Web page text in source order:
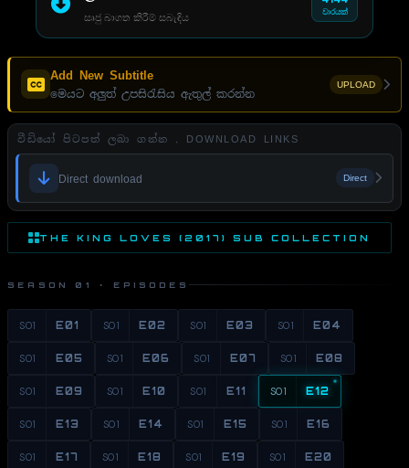
සෘජු බාගත කිරීම් සබැඳිය වාරයක්
Add New Subtitle
මෙයට අලුත් උපසිරැසිය ඇතුල් කරන්න
UPLOAD
වීඩියෝ පිටපත් ලබා ගන්න . DOWNLOAD LINKS
Direct download Direct
THE KING LOVES (2017) SUB COLLECTION
SEASON 01 · EPISODES
S01 E01 S01 E02 S01 E03 S01 E04
S01 E05 S01 E06 S01 E07 S01 E08
S01 E09 S01 E10 S01 E11 S01 E12
S01 E13 S01 E14 S01 E15 S01 E16
S01 E17 S01 E18 S01 E19 S01 E20